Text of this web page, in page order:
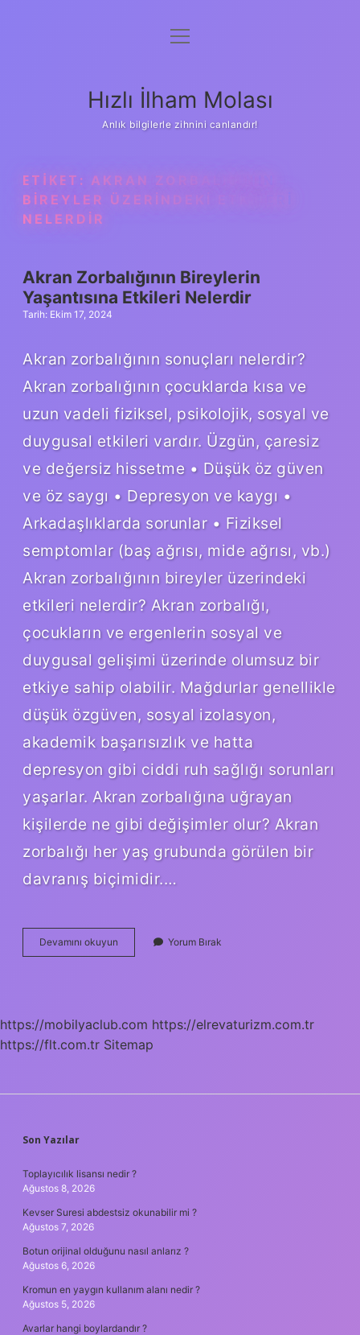
Anasayfa
Yasal Uyarı
menüyü
Hızlı İlham Molası
Anlık bilgilerle zihnini canlandır!
ETIKET: AKRAN ZORBALIĞININ
BIREYLER ÜZERINDEKI ETKILERI
NELERDIR
Akran Zorbalığının Bireylerin
Yaşantısına Etkileri Nelerdir
Tarih: Ekim 17, 2024
Akran zorbalığının sonuçları nelerdir?
Akran zorbalığının çocuklarda kısa ve
uzun vadeli fiziksel, psikolojik, sosyal ve
duygusal etkileri vardır. Üzgün, çaresiz
ve değersiz hissetme • Düşük öz güven
ve öz saygı • Depresyon ve kaygı •
Arkadaşlıklarda sorunlar • Fiziksel
semptomlar (baş ağrısı, mide ağrısı, vb.)
Akran zorbalığının bireyler üzerindeki
etkileri nelerdir? Akran zorbalığı,
çocukların ve ergenlerin sosyal ve
duygusal gelişimi üzerinde olumsuz bir
etkiye sahip olabilir. Mağdurlar genellikle
düşük özgüven, sosyal izolasyon,
akademik başarısızlık ve hatta
depresyon gibi ciddi ruh sağlığı sorunları
yaşarlar. Akran zorbalığına uğrayan
kişilerde ne gibi değişimler olur? Akran
zorbalığı her yaş grubunda görülen bir
davranış biçimidir.…
Devamını okuyun
Zorbalığının
Yorum Bırak
https://mobilyaclub.com https://elrevaturizm.com.tr
https://flt.com.tr Sitemap
SIDEBAR
Son Yazılar
Toplayıcılık lisansı nedir ?
Ağustos 8, 2026
Kevser Suresi abdestsiz okunabilir mi ?
Ağustos 7, 2026
Botun orijinal olduğunu nasıl anlarız ?
Ağustos 6, 2026
Kromun en yaygın kullanım alanı nedir ?
Ağustos 5, 2026
Avarlar hangi boylardandır ?